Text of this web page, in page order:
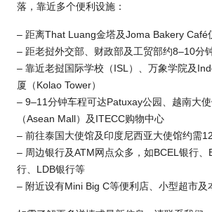
落，靠近多个便利设施：
– 距离That Luang金塔及Joma Bakery Café
– 距老挝外交部、财政部及工贸部约8–10分
– 靠近老挝国际学校（ISL）、万象学院及
厦（Kolao Tower）
– 9–11分钟车程可达Patuxay公园、越南大
（Asean Mall）及ITECC购物中心
– 前往泰国大使馆及印度尼西亚大使馆约需
– 周边银行及ATM网点众多，如BCEL银行、
行、LDB银行等
– 附近设有Mini Big C等便利店、小型超市及